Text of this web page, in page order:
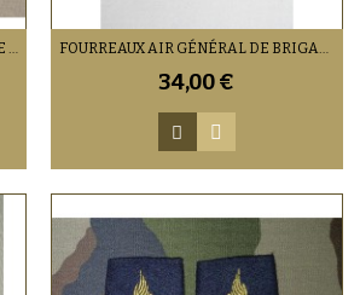
FOURREAUX ELÈVE OFFICIER ARMÉE DE L'AIR FOURREAUX AIR GÉNÉRAL DE BRIGADE
34,00 €